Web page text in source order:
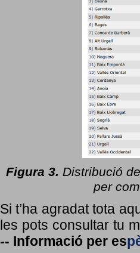
Figura 3. Distribució
per
Si t’ha agradat tota
les pots consultar tu
-- Informació per es